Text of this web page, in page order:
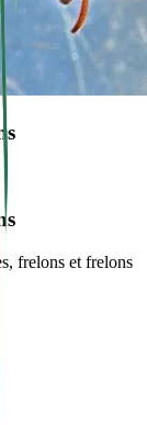
frelons et frelons